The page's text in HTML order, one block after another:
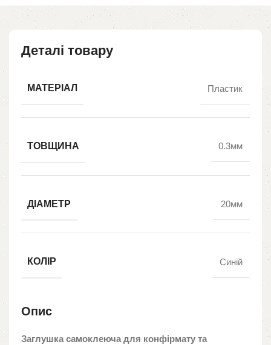
Деталі товару
МАТЕРІАЛ Пластик
ТОВЩИНА 0.3мм
ДІАМЕТР 20мм
КОЛІР Синій
Опис
Заглушка самоклеюча для конфірмату та